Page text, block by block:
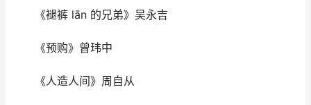
《褪裤 lān 的兄弟》吴永吉
《预购》曾玮中
《人造人间》周自从